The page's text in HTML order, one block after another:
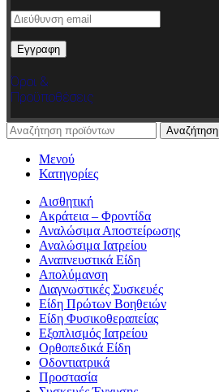
Όροι &
Προϋποθέσεις
Αναζήτηση
Μενού
Κατηγορίες
Αισθητική
Ακράτεια – Φροντίδα
Αναλώσιμα Αποστείρωσης
Αναλώσιμα Ιατρείου
Αναπνευστικά Είδη
Απολύμανση
Διαγνωστικές Συσκευές
Είδη Πρώτων Βοηθειών
Είδη Φυσικοθεραπείας
Εξοπλισμός Ιατρείου
Ορθοπεδικά Είδη
Οδοντιατρικά
Προστασία